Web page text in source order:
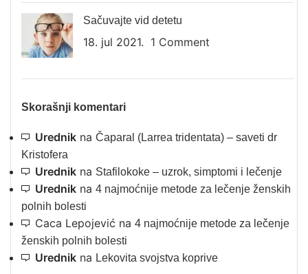
Sačuvajte vid detetu
18. jul 2021. 1 Comment
Skorašnji komentari
Urednik na Čaparal (Larrea tridentata) – saveti dr
Kristofera
Urednik na Stafilokoke – uzrok, simptomi i lečenje
Urednik na 4 najmoćnije metode za lečenje ženskih
polnih bolesti
Caca Lepojević na 4 najmoćnije metode za lečenje
ženskih polnih bolesti
Urednik na Lekovita svojstva koprive